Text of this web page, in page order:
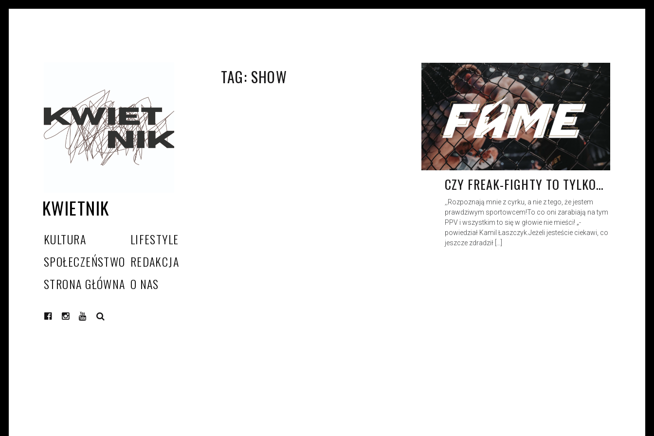
KWIETNIK
KULTURA
LIFESTYLE
SPOŁECZEŃSTWO REDAKCJA
STRONA GŁÓWNA O NAS
TAG: SHOW ALEKSANDRA CIECIORA KW. 7, 2023
CZY FREAK-FIGHTY TO TYLKO…
,,Rozpoznają mnie z cyrku, a nie z tego, że jestem
prawdziwym sportowcem!To co oni zarabiają na tym
PPV i wszystkim to się w głowie nie mieści! „-
powiedział Kamil Łaszczyk.Jeżeli jesteście ciekawi, co
jeszcze zdradził […]